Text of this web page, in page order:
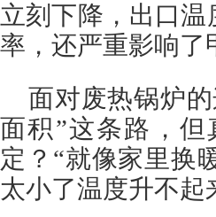
立刻下降，出口
率，还严重影响了
面对废热锅炉
面积”这条路，
定？“就像家里换
太小了温度升不起